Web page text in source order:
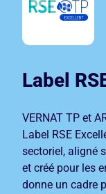
Label
VERNAT TP et
Label RSE
sectoriel, aligné
et créé pour les
donne un cadre